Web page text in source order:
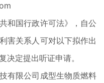
国行政许可法》，自公
害关系人可对以下拟作出
决定提出听证申请。
限公司成型生物质燃料